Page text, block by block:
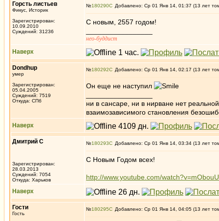
Горсть листьев
Фикус, Историк
Зарегистрирован:
10.09.2010
Суждений: 31236
№180290 Добавлено: Ср 01 Янв 14, 01:37 (13 лет
С новым, 2557 годом!
нео-буддист
Наверх
Dondhup
умер
Зарегистрирован:
05.04.2005
Суждений: 7519
Откуда: СПб
№180292 Добавлено: Ср 01 Янв 14, 02:17 (13 лет
Он еще не наступил
ни в сансаре, ни в нирване нет
взаимозависимого становления
Наверх
Дмитрий С
Зарегистрирован:
28.03.2013
Суждений: 7054
Откуда: Харьков
№180293 Добавлено: Ср 01 Янв 14, 03:34 (13 лет
C Новым Годом всех!
http://www.youtube.com/
Наверх
Гости
Гость
№180295 Добавлено: Ср 01 Янв 14, 04:05 (13 лет